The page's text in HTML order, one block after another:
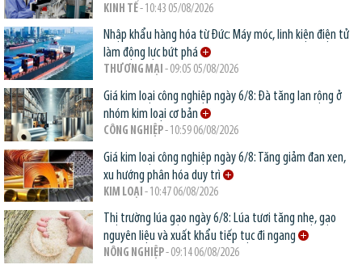
KINH TẾ- 10:43 05/08/2026
Nhập khẩu hàng hóa từ Đức: Máy móc, linh kiện điện tử
làm động lực bứt phá
THƯƠNG MẠI - 09:05 05/08/2026
Giá kim loại công nghiệp ngày 6/8: Đà tăng lan rộng ở
nhóm kim loại cơ bản
CÔNG NGHIỆP- 10:59 06/08/2026
Giá kim loại công nghiệp ngày 6/8: Tăng giảm đan xen,
xu hướng phân hóa duy trì
KIM LOẠI - 10:47 06/08/2026
Thị trường lúa gạo ngày 6/8: Lúa tươi tăng nhẹ, gạo
nguyên liệu và xuất khẩu tiếp tục đi ngang
NÔNG NGHIỆP- 09:14 06/08/2026